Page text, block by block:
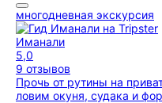
многодневная экскурсия
Иманали
5,0
9 отзывов
Прочь от рутины на
ловим окуня, судака и